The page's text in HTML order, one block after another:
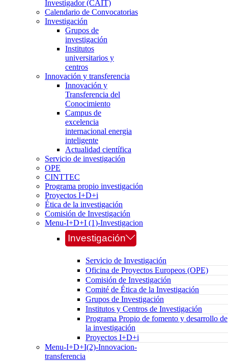
Investigador (CAIT)
Calendario de Convocatorias
Investigación
Grupos de
investigación
Institutos
universitarios y
centros
Innovación y transferencia
Innovación y
Transferencia del
Conocimiento
Campus de
excelencia
internacional energia
inteligente
Actualidad científica
Servicio de investigación
OPE
CINTTEC
Programa propio investigación
Proyectos I+D+i
Ética de la investigación
Comisión de Investigación
Menu-I+D+I (1)-Investigacion
Investigación
Servicio de Investigación
Oficina de Proyectos Europeos (OPE)
Comisión de Investigación
Comité de Ética de la Investigación
Grupos de Investigación
Institutos y Centros de Investigación
Programa Propio de fomento y desarrollo de
la investigación
Proyectos I+D+i
Menu-I+D+I(2)-Innovacion-
transferencia